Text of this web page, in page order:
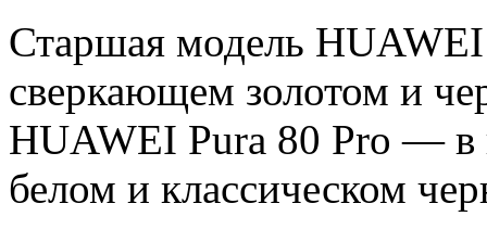
Старшая модель HUAWEI
сверкающем золотом и
HUAWEI Pura 80 Pro — в
белом и классическом